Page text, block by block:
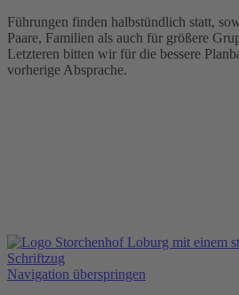
Führungen finden halbstündlich statt,
Paare, Familien als auch für größere
Letzteren bitten wir für die bessere
vorherige Absprache.
Navigation überspringen